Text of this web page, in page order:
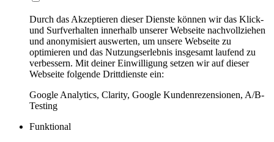
Durch das Akzeptieren dieser Dienste können wir das Klick-
und Surfverhalten innerhalb unserer Webseite nachvollziehen
und anonymisiert auswerten, um unsere Webseite zu
optimieren und das Nutzungserlebnis insgesamt laufend zu
verbessern. Mit deiner Einwilligung setzen wir auf dieser
Webseite folgende Drittdienste ein:
Google Analytics, Clarity, Google Kundenrezensionen, A/B-
Testing
Funktional